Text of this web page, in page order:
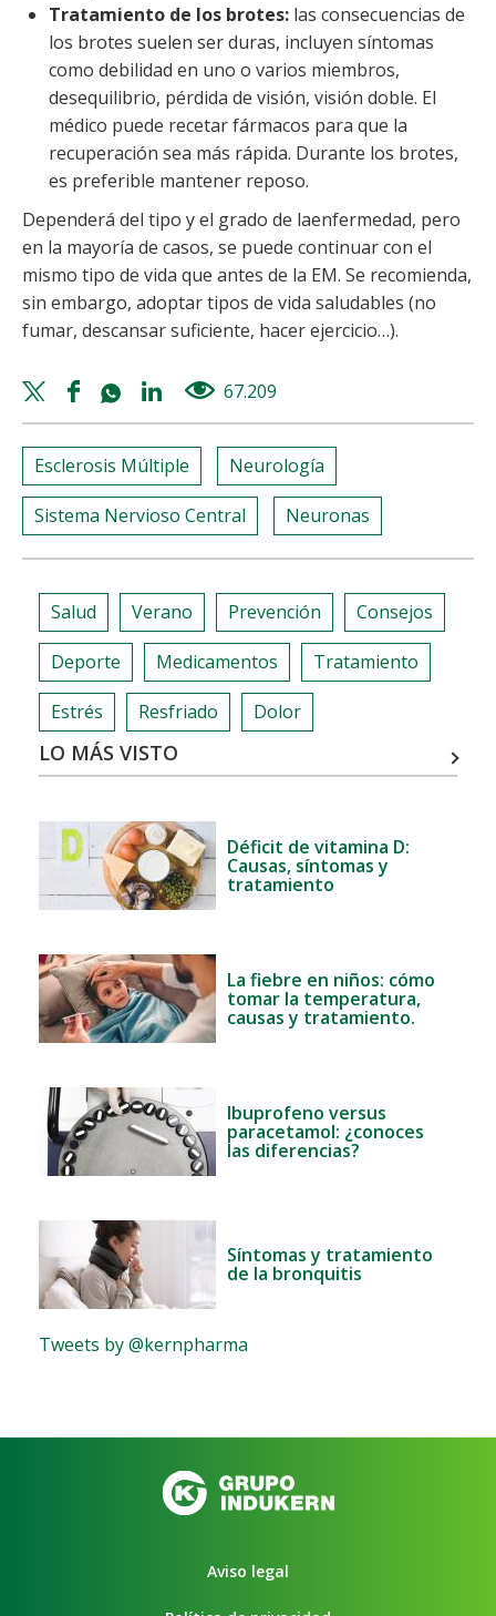
Tratamiento de los brotes: las consecuencias de
los brotes suelen ser duras, incluyen síntomas
como debilidad en uno o varios miembros,
desequilibrio, pérdida de visión, visión doble. El
médico puede recetar fármacos para que la
recuperación sea más rápida. Durante los brotes,
es preferible mantener reposo.
Dependerá del tipo y el grado de laenfermedad, pero
en la mayoría de casos, se puede continuar con el
mismo tipo de vida que antes de la EM. Se recomienda,
sin embargo, adoptar tipos de vida saludables (no
fumar, descansar suficiente, hacer ejercicio…).
Twitter
share
Facebook
share
Whatsapp
share
Linkedin
share
67.209
Esclerosis Múltiple Neurología
Sistema Nervioso Central Neuronas
Salud Verano Prevención Consejos
Deporte Medicamentos Tratamiento
Estrés Resfriado Dolor
LO MÁS VISTO
Déficit de vitamina D:
Causas, síntomas y
tratamiento
La fiebre en niños: cómo
tomar la temperatura,
causas y tratamiento.
Ibuprofeno versus
paracetamol: ¿conoces
las diferencias?
Síntomas y tratamiento
de la bronquitis
Tweets by @kernpharma
Aviso legal